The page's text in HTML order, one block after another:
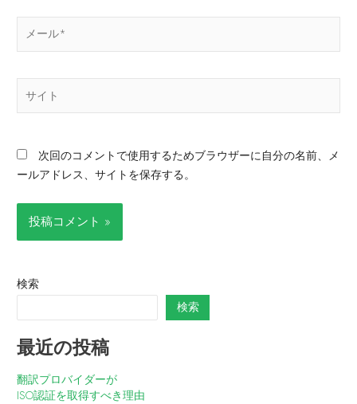
次回のコメントで使用するためブラウザーに自分の名前、メ
ールアドレス、サイトを保存する。
検索
検索
最近の投稿
翻訳プロバイダーが
ISO認証を取得すべき理由